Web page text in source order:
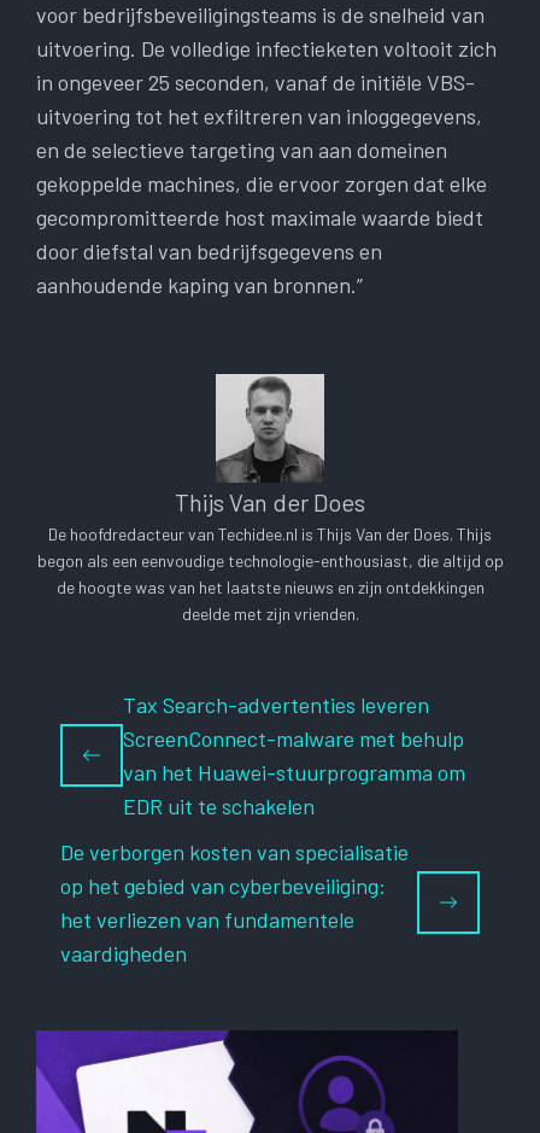
voor bedrijfsbeveiligingsteams is de snelheid van
uitvoering. De volledige infectieketen voltooit zich
in ongeveer 25 seconden, vanaf de initiële VBS-
uitvoering tot het exfiltreren van inloggegevens,
en de selectieve targeting van aan domeinen
gekoppelde machines, die ervoor zorgen dat elke
gecompromitteerde host maximale waarde biedt
door diefstal van bedrijfsgegevens en
aanhoudende kaping van bronnen.”
Thijs Van der Does
De hoofdredacteur van Techidee.nl is Thijs Van der Does. Thijs
begon als een eenvoudige technologie-enthousiast, die altijd op
de hoogte was van het laatste nieuws en zijn ontdekkingen
deelde met zijn vrienden.
Tax Search-advertenties leveren
ScreenConnect-malware met behulp
van het Huawei-stuurprogramma om
EDR uit te schakelen
De verborgen kosten van specialisatie
op het gebied van cyberbeveiliging:
het verliezen van fundamentele
vaardigheden